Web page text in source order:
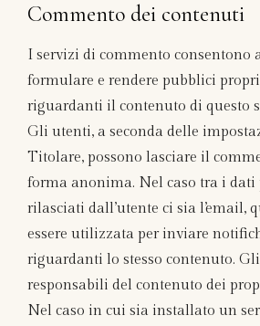
Commento dei contenuti
I servizi di commento consentono
formulare e rendere pubblici
riguardanti il contenuto di questo
Gli utenti, a seconda delle
Titolare, possono lasciare il
forma anonima. Nel caso tra i dati
rilasciati dall’utente ci sia l’email,
essere utilizzata per inviare
riguardanti lo stesso contenuto.
responsabili del contenuto dei
Nel caso in cui sia installato un